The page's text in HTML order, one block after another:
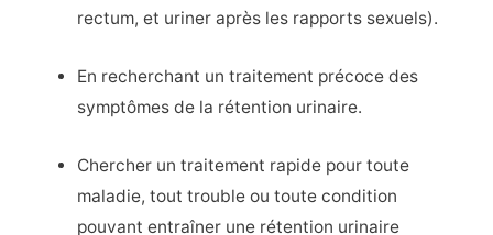
rectum, et uriner après les rapports sexuels).
En recherchant un traitement précoce des
symptômes de la rétention urinaire.
Chercher un traitement rapide pour toute
maladie, tout trouble ou toute condition
pouvant entraîner une rétention urinaire